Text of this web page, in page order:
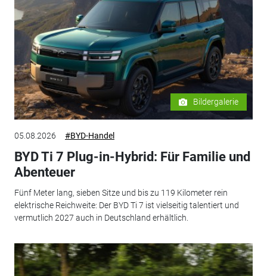
Bildergalerie
05.08.2026 #BYD-Handel
BYD Ti 7 Plug-in-Hybrid: Für Familie und
Abenteuer
Fünf Meter lang, sieben Sitze und bis zu 119 Kilometer rein
elektrische Reichweite: Der BYD Ti 7 ist vielseitig talentiert und
vermutlich 2027 auch in Deutschland erhältlich.